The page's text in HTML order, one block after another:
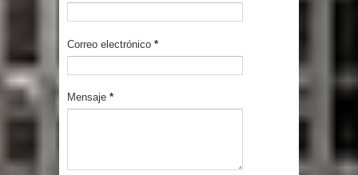
Correo electrónico *
Mensaje *